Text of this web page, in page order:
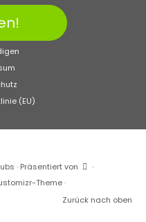
(EU)
· Präsentiert von
·
Theme·
Zurück nach oben